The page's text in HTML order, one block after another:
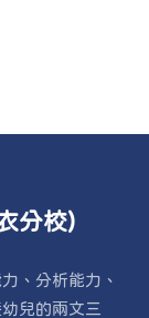
分校)
、分析能力、
兒的兩文三